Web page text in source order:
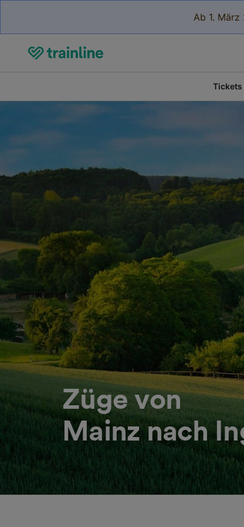
Ab 1.
Tickets
Züge von
Mainz nach